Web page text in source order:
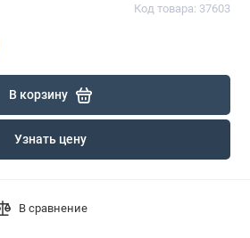
Код товара: 37603
В корзину
Узнать цену
В сравнение